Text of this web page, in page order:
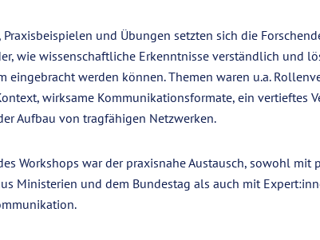
Praxisbeispielen und Übungen setzten sich die
wie wissenschaftliche Erkenntnisse verständlich und
eingebracht werden können. Themen waren u.a.
wirksame Kommunikationsformate, ein vertieftes
Aufbau von tragfähigen Netzwerken.
Workshops war der praxisnahe Austausch, sowohl mit
Ministerien und dem Bundestag als auch mit